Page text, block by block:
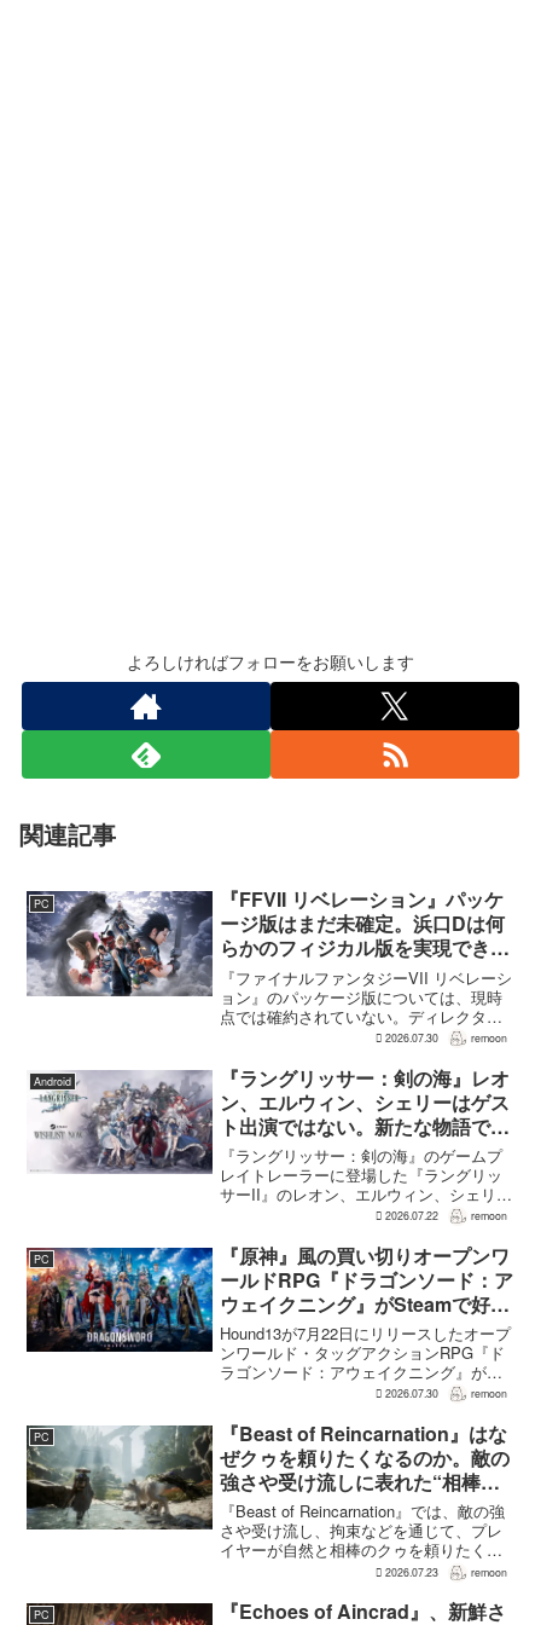
よろしければフォローをお願いします
関連記事
PC
『FFVII リベレーション』パッケ
ージ版はまだ未確定。浜口Dは何
らかのフィジカル版を実現できる
よう調整中
『ファイナルファンタジーVII リベレーシ
ョン』のパッケージ版については、現時
点では確約されていない。ディレクター
の浜口直樹氏によると、具体的な商品ラ
フィジカル版を実現できるよう調整を進
めているという。G...
2026.07.30 remoon
Android
『ラングリッサー：剣の海』レオ
ン、エルウィン、シェリーはゲス
ト出演ではない。新たな物語で重
要な役割を担う
『ラングリッサー：剣の海』のゲームプ
レイトレーラーに登場した『ラングリッ
サーII』のレオン、エルウィン、シェリー
は、単なるファンサービスやゲスト出演
を担う。ファミ通のメールインタビュー
で本作のプロデューサ...
2026.07.22 remoon
PC
『原神』風の買い切りオープンワ
ールドRPG『ドラゴンソード：ア
ウェイクニング』がSteamで好発
進。価格3,480円、レビュー5,000
件超で約90％好評
Hound13が7月22日にリリースしたオープ
ンワールド・タッグアクションRPG『ド
ラゴンソード：アウェイクニング』が、
Steamで好調なスタートを切った。7月30
ユーザーレビューは5,710件に達し、う...
2026.07.30 remoon
PC
『Beast of Reincarnation』はな
ぜクゥを頼りたくなるのか。敵の
強さや受け流しに表れた“相棒と
の共闘”設計
『Beast of Reincarnation』では、敵の強
さや受け流し、拘束などを通じて、プレ
イヤーが自然と相棒のクゥを頼りたくな
る戦闘が設計されている。そうした設計
ナリオライターを務めるゲームフリー
2026.07.23 remoon
PC
『Echoes of Aincrad』、新鮮さ